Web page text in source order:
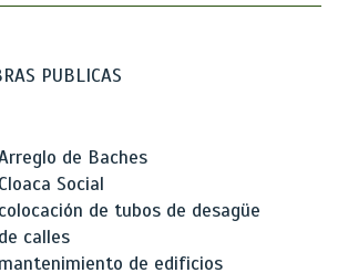
PUBLICAS
de Baches
Social
de tubos de desagüe
calles
de edificios